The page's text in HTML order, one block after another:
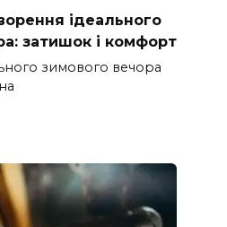
ідеального
затишок і комфорт
зимового вечора